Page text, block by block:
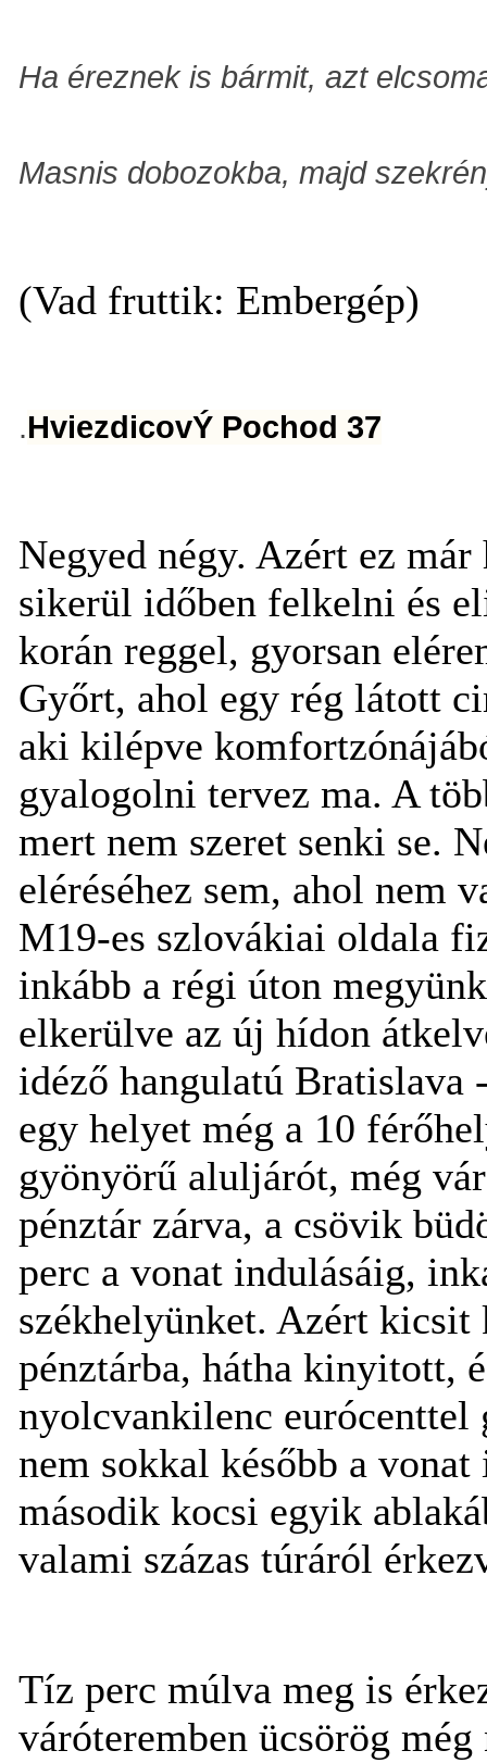
Ha éreznek is bármit, azt
Masnis dobozokba, majd
(Vad fruttik: Embergép)
.HviezdicovÝ Pochod 37
Negyed négy. Azért ez
sikerül időben felkelni és
korán reggel, gyorsan
Győrt, ahol egy rég látott
aki kilépve
gyalogolni tervez ma. A
mert nem szeret senki se.
eléréséhez sem, ahol nem
M19-es szlovákiai oldala
inkább a régi úton
elkerülve az új hídon
idéző hangulatú Bratislava
egy helyet még a 10
gyönyörű aluljárót, még
pénztár zárva, a csövik
perc a vonat indulásáig,
székhelyünket. Azért kicsit
pénztárba, hátha kinyitott,
nyolcvankilenc eurócenttel
nem sokkal később a
második kocsi egyik
valami százas túráról
Tíz perc múlva meg is
váróteremben ücsörög